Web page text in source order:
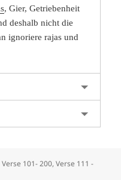
, Gier, Getriebenheit
deshalb nicht die
ignoriere rajas und
Kategorien
Verse 101- 200,Verse 111 -